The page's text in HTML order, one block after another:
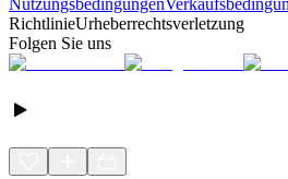
RichtlinieUrheberrechtsverletzung
Folgen Sie uns